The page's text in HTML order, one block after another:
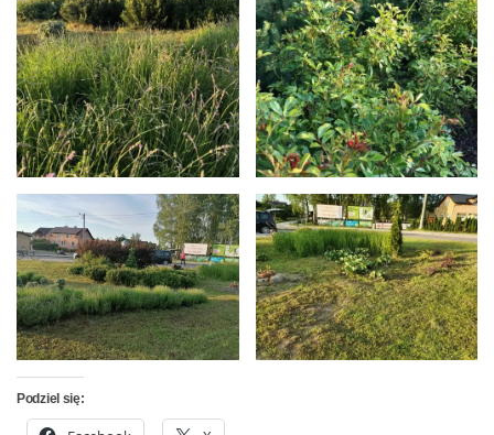
Podziel się: